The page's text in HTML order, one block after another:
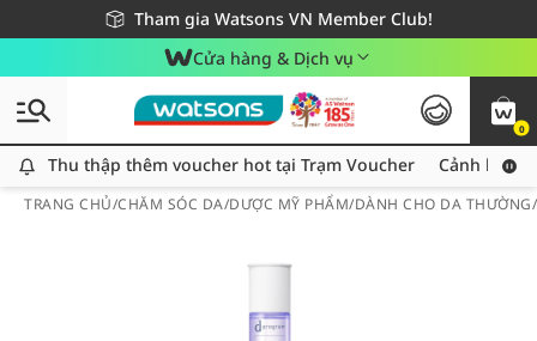
Tham gia Watsons VN Member Club!
Miễn phí giao hàng cho đơn hàng từ 249,000Đ
Giao hàng nhanh 24h - Áp dụng khu vực TP. Hồ Chí Minh
Cửa hàng & Dịch vụ
0
Thu thập thêm voucher hot tại Trạm Voucher
Thu thập thêm voucher hot tại Trạm Voucher Cảnh báo
TRANG CHỦ/CHĂM SÓC DA/DƯỢC MỸ PHẨM/DÀNH CHO DA